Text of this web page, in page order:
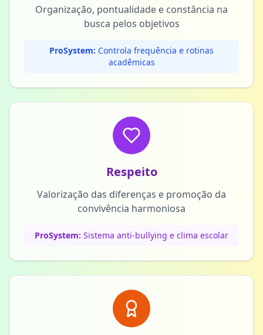
Organização, pontualidade e constância na
busca pelos objetivos
ProSystem: Controla frequência e rotinas
acadêmicas
Respeito
Valorização das diferenças e promoção da
convivência harmoniosa
ProSystem: Sistema anti-bullying e clima escolar